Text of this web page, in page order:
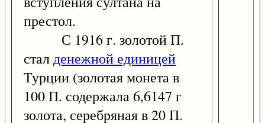
престол.
С 1916 г. золотой П.
сталденежной единицей
Турции (золотая монета в
100 П. содержала 6,6147 г
золота, серебряная в 20 П.